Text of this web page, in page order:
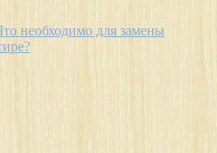
необходимо для замены